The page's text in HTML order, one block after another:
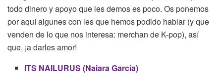
todo dinero y apoyo que les demos es poco. Os ponemos
por aquí algunes con les que hemos podido hablar (y que
venden de lo que nos interesa: merchan de K-pop), así
que, ¡a darles amor!
ITS NAILURUS (Naiara García)